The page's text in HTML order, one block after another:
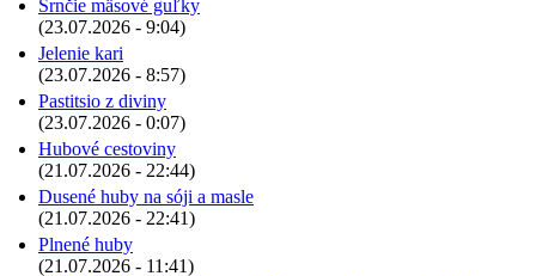
Srnčie mäsové guľky
(23.07.2026 - 9:04)
Jelenie kari
(23.07.2026 - 8:57)
Pastitsio z diviny
(23.07.2026 - 0:07)
Hubové cestoviny
(21.07.2026 - 22:44)
Dusené huby na sóji a masle
(21.07.2026 - 22:41)
Plnené huby
(21.07.2026 - 11:41)